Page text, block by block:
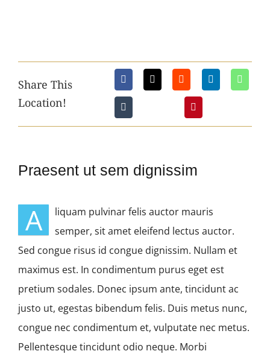
Share This
Location!
Praesent ut sem dignissim
A
liquam pulvinar felis auctor mauris
semper, sit amet eleifend lectus auctor.
Sed congue risus id congue dignissim. Nullam et
maximus est. In condimentum purus eget est
pretium sodales. Donec ipsum ante, tincidunt ac
justo ut, egestas bibendum felis. Duis metus nunc,
congue nec condimentum et, vulputate nec metus.
Pellentesque tincidunt odio neque. Morbi